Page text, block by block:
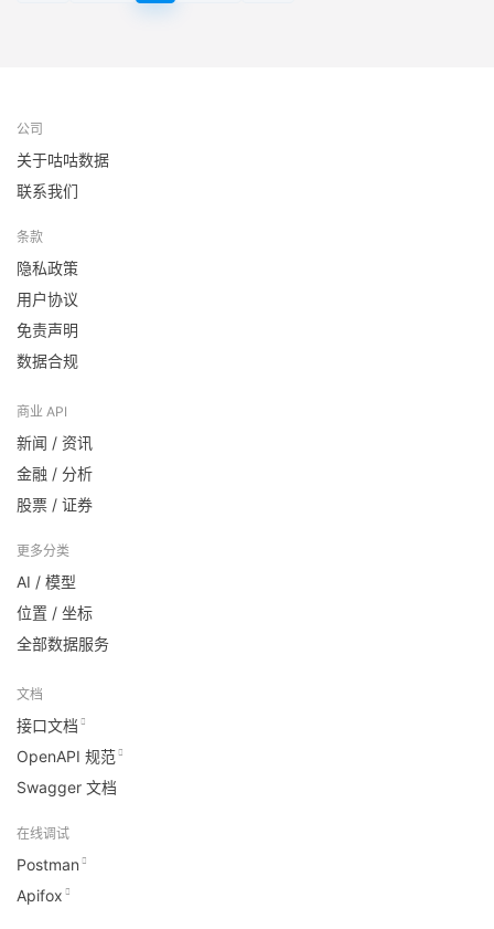
公司
关于咕咕数据
联系我们
条款
隐私政策
用户协议
免责声明
数据合规
商业 API
新闻 / 资讯
金融 / 分析
股票 / 证券
更多分类
AI / 模型
位置 / 坐标
全部数据服务
文档
接口文档
OpenAPI 规范
Swagger 文档
在线调试
Postman
Apifox